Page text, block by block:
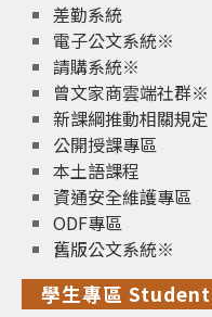
差勤系統
電子公文系統※
請購系統※
曾文家商雲端社群※
新課綱推動相關規定
公開授課專區
本土語課程
資通安全維護專區
ODF專區
舊版公文系統※
學生專區 Student